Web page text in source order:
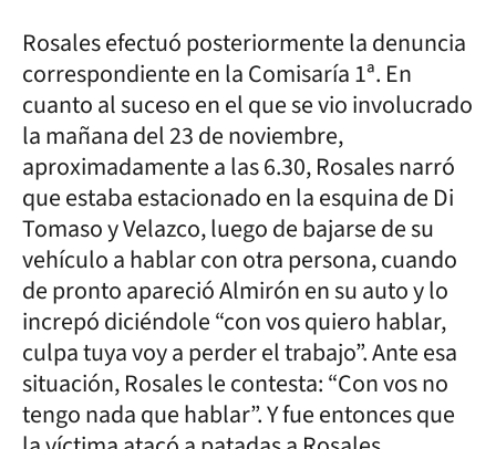
Rosales efectuó posteriormente la denuncia
correspondiente en la Comisaría 1ª. En
cuanto al suceso en el que se vio involucrado
la mañana del 23 de noviembre,
aproximadamente a las 6.30, Rosales narró
que estaba estacionado en la esquina de Di
Tomaso y Velazco, luego de bajarse de su
vehículo a hablar con otra persona, cuando
de pronto apareció Almirón en su auto y lo
increpó diciéndole “con vos quiero hablar,
culpa tuya voy a perder el trabajo”. Ante esa
situación, Rosales le contesta: “Con vos no
tengo nada que hablar”. Y fue entonces que